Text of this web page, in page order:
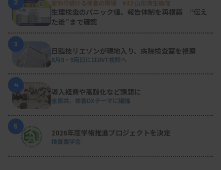
2 変わり続ける検査の現場 #32 山形済生病院
生理検査のパニック値、報告体制を再構築 “伝え
た後”まで確認
3
日臨技リエゾンが現地入り、病院検査室を視察
8月8・9両日にはDVT検診へ
4
導入経費や高齢化など課題に
全医共、検査DXテーマに議論
5
2026年度学術推進プロジェクトを決定
検査医学会